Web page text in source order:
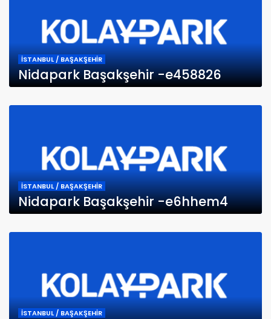
İSTANBUL / BAŞAKŞEHİR
Nidapark Başakşehir -e458826
İSTANBUL / BAŞAKŞEHİR
Nidapark Başakşehir -e6hhem4
İSTANBUL / BAŞAKŞEHİR